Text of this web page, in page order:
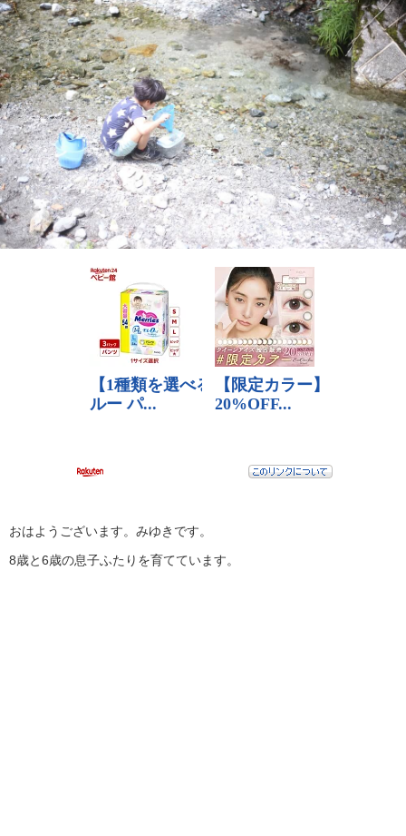
おはようございます。みゆきです。
8歳と6歳の息子ふたりを育てています。